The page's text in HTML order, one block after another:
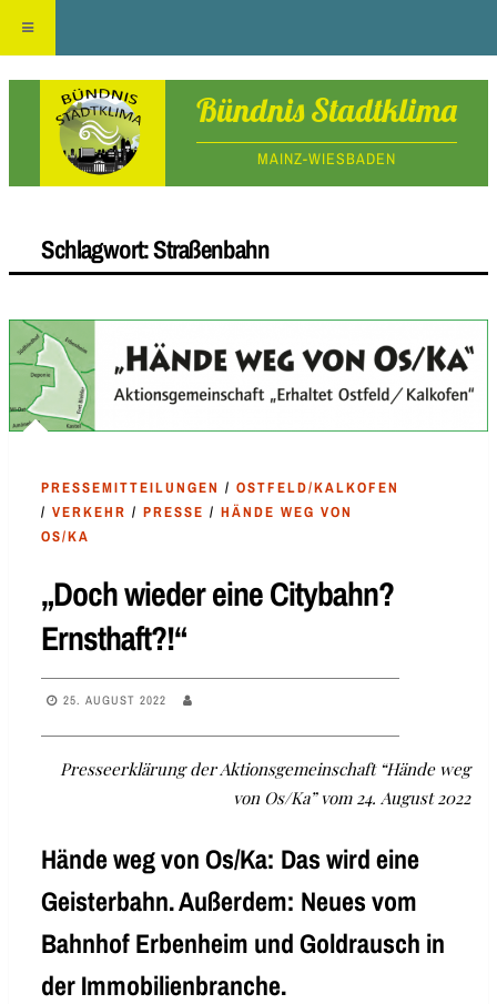
Bündnis Stadtklima
MAINZ-WIESBADEN
Schlagwort:Straßenbahn
PRESSEMITTEILUNGEN / OSTFELD/KALKOFEN
/ VERKEHR / PRESSE / HÄNDE WEG VON
OS/KA
„Doch wieder eine Citybahn?
Ernsthaft?!“
25. AUGUST 2022
Presseerklärung der Aktionsgemeinschaft “Hände weg
von Os/Ka” vom 24. August 2022
Hände weg von Os/Ka: Das wird eine
Geisterbahn. Außerdem: Neues vom
Bahnhof Erbenheim und Goldrausch in
der Immobilienbranche.